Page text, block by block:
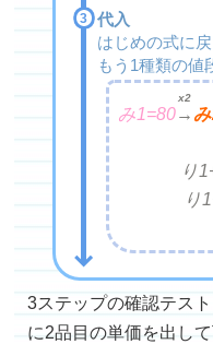
代入
はじめの式に
もう1種類の値
み1=80→
x2
み
り
り
3ステップの確認テス
に2品目の単価を出して